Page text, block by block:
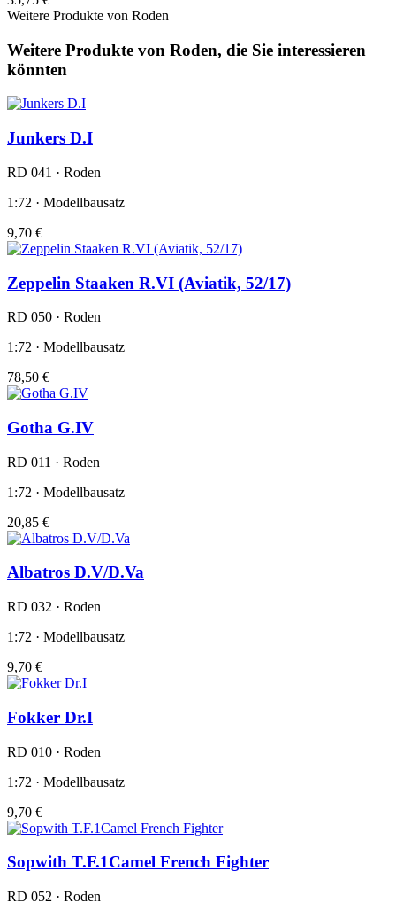
Weitere Produkte von Roden
Weitere Produkte von Roden, die Sie interessieren
könnten
Junkers D.I
RD 041 · Roden
1:72 · Modellbausatz
9,70 €
Zeppelin Staaken R.VI (Aviatik, 52/17)
RD 050 · Roden
1:72 · Modellbausatz
78,50 €
Gotha G.IV
RD 011 · Roden
1:72 · Modellbausatz
20,85 €
Albatros D.V/D.Va
RD 032 · Roden
1:72 · Modellbausatz
9,70 €
Fokker Dr.I
RD 010 · Roden
1:72 · Modellbausatz
9,70 €
Sopwith T.F.1Camel French Fighter
RD 052 · Roden